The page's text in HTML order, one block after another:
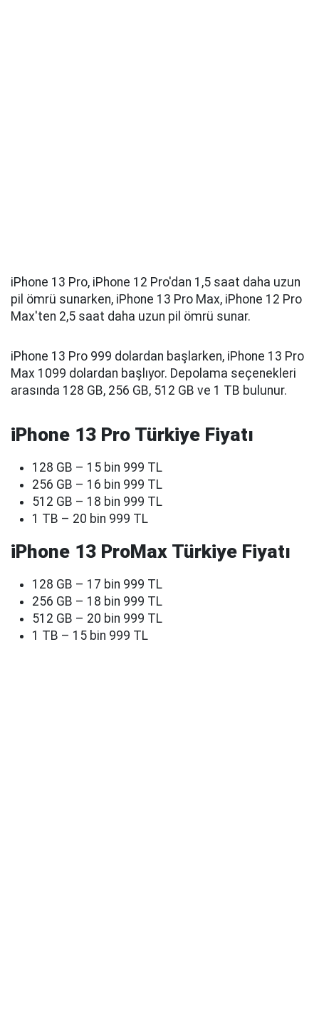
iPhone 13 Pro, iPhone 12 Pro'dan 1,5 saat daha uzun
pil ömrü sunarken, iPhone 13 Pro Max, iPhone 12 Pro
Max'ten 2,5 saat daha uzun pil ömrü sunar.
iPhone 13 Pro 999 dolardan başlarken, iPhone 13 Pro
Max 1099 dolardan başlıyor. Depolama seçenekleri
arasında 128 GB, 256 GB, 512 GB ve 1 TB bulunur.
iPhone 13 Pro Türkiye Fiyatı
128 GB – 15 bin 999 TL
256 GB – 16 bin 999 TL
512 GB – 18 bin 999 TL
1 TB – 20 bin 999 TL
iPhone 13 ProMax Türkiye Fiyatı
128 GB – 17 bin 999 TL
256 GB – 18 bin 999 TL
512 GB – 20 bin 999 TL
1 TB – 15 bin 999 TL